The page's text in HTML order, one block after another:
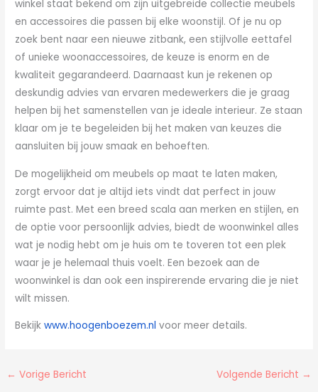
winkel staat bekend om zijn uitgebreide collectie meubels
en accessoires die passen bij elke woonstijl. Of je nu op
zoek bent naar een nieuwe zitbank, een stijlvolle eettafel
of unieke woonaccessoires, de keuze is enorm en de
kwaliteit gegarandeerd. Daarnaast kun je rekenen op
deskundig advies van ervaren medewerkers die je graag
helpen bij het samenstellen van je ideale interieur. Ze staan
klaar om je te begeleiden bij het maken van keuzes die
aansluiten bij jouw smaak en behoeften.
De mogelijkheid om meubels op maat te laten maken,
zorgt ervoor dat je altijd iets vindt dat perfect in jouw
ruimte past. Met een breed scala aan merken en stijlen, en
de optie voor persoonlijk advies, biedt de woonwinkel alles
wat je nodig hebt om je huis om te toveren tot een plek
waar je je helemaal thuis voelt. Een bezoek aan de
woonwinkel is dan ook een inspirerende ervaring die je niet
wilt missen.
Bekijkwww.hoogenboezem.nl voor meer details.
← Vorige Bericht Volgende Bericht →